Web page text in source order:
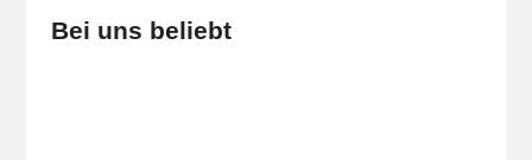
Bei uns beliebt